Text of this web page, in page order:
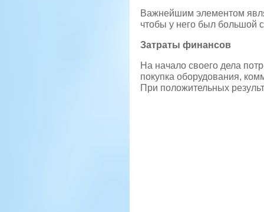
Важнейшим элементом
чтобы у него был большой
Затраты финансов
На начало своего дела
покупка оборудования,
При положительных